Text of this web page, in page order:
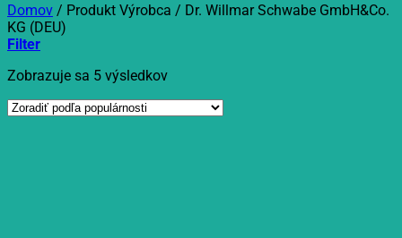
Domov / Produkt Výrobca / Dr. Willmar Schwabe GmbH&Co.
KG (DEU)
Filter
Zobrazuje sa 5 výsledkovZoradené
popularity